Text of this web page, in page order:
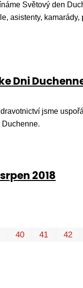
Světový den
asistenty,
Dni
jsme
2018
40 41 42